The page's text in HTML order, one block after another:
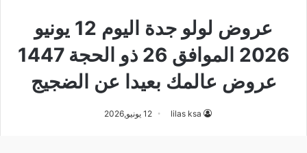
عروض لولو جدة اليوم 12 يونيو
2026 الموافق 26 ذو الحجة 1447
عروض عالمك بعيدا عن الضجيج
lilas ksa 12 يونيو,2026